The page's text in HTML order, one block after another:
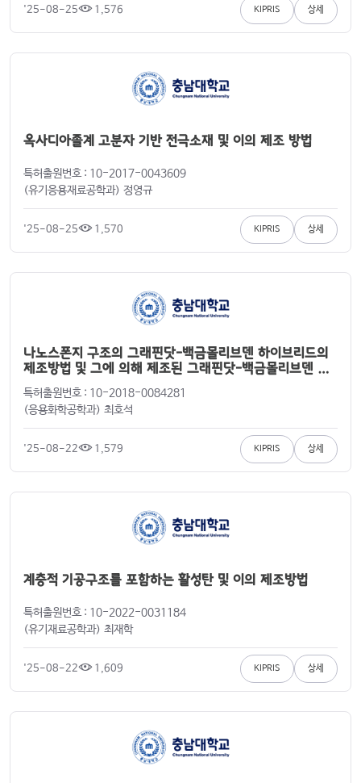
'25-08-25 1,576 KIPRIS 상세
옥사디아졸계 고분자 기반 전극소재 및 이의 제조 방법
특허출원번호 : 10-2017-0043609
(유기응용재료공학과) 정영규
'25-08-25 1,570 KIPRIS 상세
나노스폰지 구조의 그래핀닷-백금몰리브덴 하이브리드의
제조방법 및 그에 의해 제조된 그래핀닷-백금몰리브덴 하
특허출원번호 : 10-2018-0084281
(응용화학공학과) 최호석
'25-08-22 1,579 KIPRIS 상세
계층적 기공구조를 포함하는 활성탄 및 이의 제조방법
특허출원번호 : 10-2022-0031184
(유기재료공학과) 최재학
'25-08-22 1,609 KIPRIS 상세